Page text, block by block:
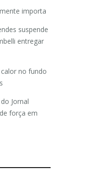
importa
suspende
entregar
no fundo
Jornal
força em